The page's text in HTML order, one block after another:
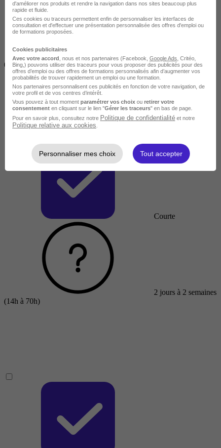
Inférieur à 2 jours
(14h)
Courte
2 jours à 2 semaines
(14h à 70h)
d'améliorer nos produits et rendre la navigation dans nos sites beaucoup plus
rapide et fluide.
Ces cookies ou traceurs permettent enfin de personnaliser les interfaces de
consultation et d'effectuer une présentation personnalisée des offres d'emploi ou
de formations proposées.
Cookies publicitaires
Avec votre accord , nous et nos partenaires (Facebook, Google Ads , Critéo,
Bing,) pouvons utiliser des traceurs pour vous proposer des publicités pour des
offres d’emploi ou des offres de formations personnalisés afin d’augmenter vos
probabilités de trouver rapidement un emploi ou une formation.
Nos partenaires personnalisent ces publicités en fonction de votre navigation, de
votre profil et de vos centres d’intérêt.
Vous pouvez à tout moment paramétrer vos choix ou retirer votre
consentement en cliquant sur le lien "Gérer les traceurs" en bas de page.
Pour en savoir plus, consultez notre Politique de confidentialité et notre
Politique relative aux cookies
Personnaliser mes choix Tout accepter